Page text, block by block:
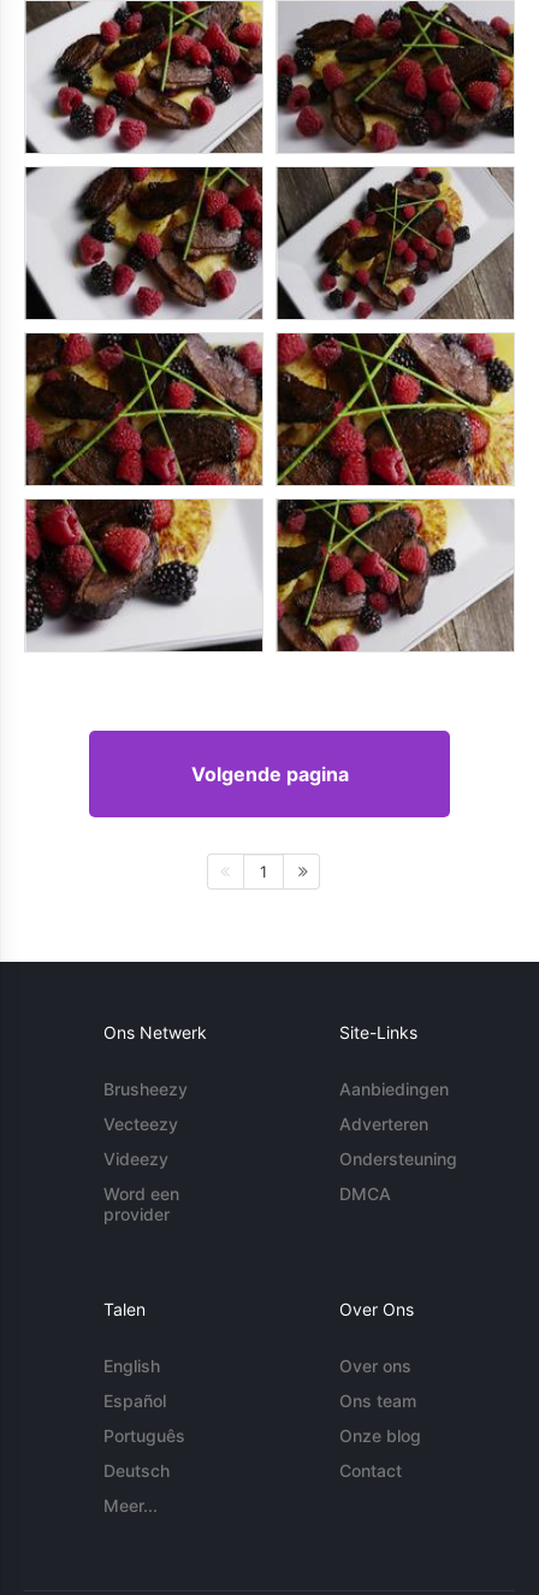
Volgende pagina
1
Ons Netwerk
Brusheezy
Vecteezy
Videezy
Word een
provider
Site-Links
Aanbiedingen
Adverteren
Ondersteuning
DMCA
Talen
English
Español
Português
Deutsch
Meer...
Over Ons
Over ons
Ons team
Onze blog
Contact